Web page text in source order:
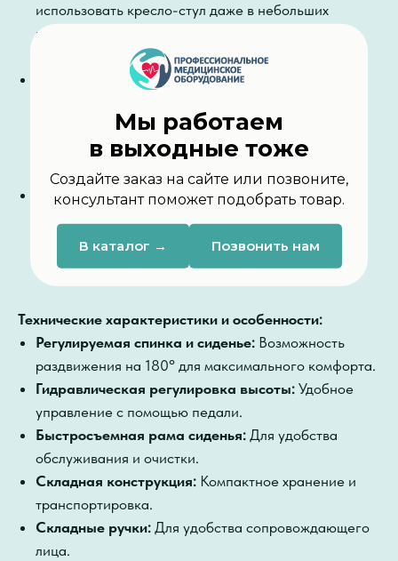
использовать кресло-стул даже в небольших
помещениях и проходить через узкие дверные
Индивидуальная настройка:Гидравлическая
плавную и точную регулировку высоты сиденья,
подстраиваясь под индивидуальные потребности
пользователя.
Практичность и мобильность:Складная
легкую транспортировку кресла-стула.
Технические характеристики и особенности:
Регулируемая спинка и сиденье: Возможность
раздвижения на 180° для максимального комфорта.
Гидравлическая регулировка высоты: Удобное
управление с помощью педали.
Быстросъемная рама сиденья: Для удобства
обслуживания и очистки.
Складная конструкция: Компактное хранение и
транспортировка.
Складные ручки: Для удобства сопровождающего
лица.
Мы работаем
в выходные тоже
Создайте заказ на сайте или позвоните,
консультант поможет подобрать товар.
В каталог → Позвонить нам